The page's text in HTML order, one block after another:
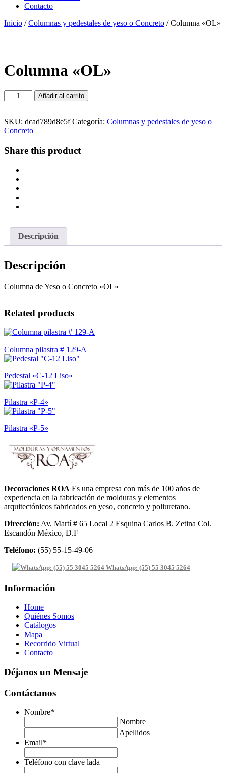
Contacto
Inicio /Columnas y pedestales de yeso o Concreto / Columna «OL»
Columna «OL»
Columna
"OL"
Añadir al carrito
SKU: dcad789d8e5f Categoría: Columnas y pedestales de yeso o
Concreto
Share this product
Descripción
Descripción
Columna de Yeso o Concreto «OL»
Related products
Columna pilastra # 129-A
Pedestal «C-12 Liso»
Pilastra «P-4»
Pilastra «P-5»
Decoraciones ROA Es una empresa con más de 100 años de
experiencia en la fabricación de molduras y elementos
arquitectónicos fabricados en yeso, concreto y poliuretano.
Dirección: Av. Martí # 65 Local 2 Esquina Carlos B. Zetina Col.
Escandón México, D.F
Teléfono: (55) 55-15-49-06
WhatsApp: (55) 55 3045 5264
Información
Home
Quiénes Somos
Catálogos
Mapa
Recorrido Virtual
Contacto
Déjanos un Mensaje
Contáctanos
Nombre*
Nombre
Apellidos
Email*
Teléfono con clave lada